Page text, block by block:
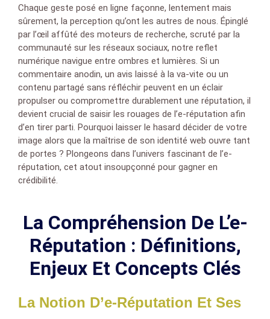
Chaque geste posé en ligne façonne, lentement mais
sûrement, la perception qu’ont les autres de nous. Épinglé
par l’œil affûté des moteurs de recherche, scruté par la
communauté sur les réseaux sociaux, notre reflet
numérique navigue entre ombres et lumières. Si un
commentaire anodin, un avis laissé à la va-vite ou un
contenu partagé sans réfléchir peuvent en un éclair
propulser ou compromettre durablement une réputation, il
devient crucial de saisir les rouages de l’e-réputation afin
d’en tirer parti. Pourquoi laisser le hasard décider de votre
image alors que la maîtrise de son identité web ouvre tant
de portes ? Plongeons dans l’univers fascinant de l’e-
réputation, cet atout insoupçonné pour gagner en
crédibilité.
La Compréhension De L’e-
Réputation : Définitions,
Enjeux Et Concepts Clés
La Notion D’e-Réputation Et Ses